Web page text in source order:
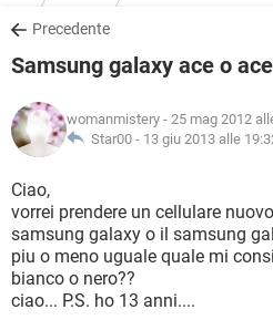
iOS
INSTAGRAM
TIKTOK
HARDWARE
COVID-19
INSTAGRAM
TIKTOK
HARDWARE
DOWNLOAD
COVID-19
INTRATTENIMENTO
iOS
INSTAGRAM
TIKTOK
HARDWARE
COVID-19
INTRATTENIMENTO
iOS
INSTAGRAM
TIKTOK
HARDWARE
GLOSSARIO
COVID-19
INTRATTENIMENTO
iOS
INSTAGRAM
Precedente
Samsung galaxy ace o
womanmistery - 25 mag 2012
Star00 - 13 giu 2013 alle
Ciao,
vorrei prendere un cellulare
samsung galaxy o il samsung
piu o meno uguale quale mi
bianco o nero??
ciao... P.S. ho 13 anni....